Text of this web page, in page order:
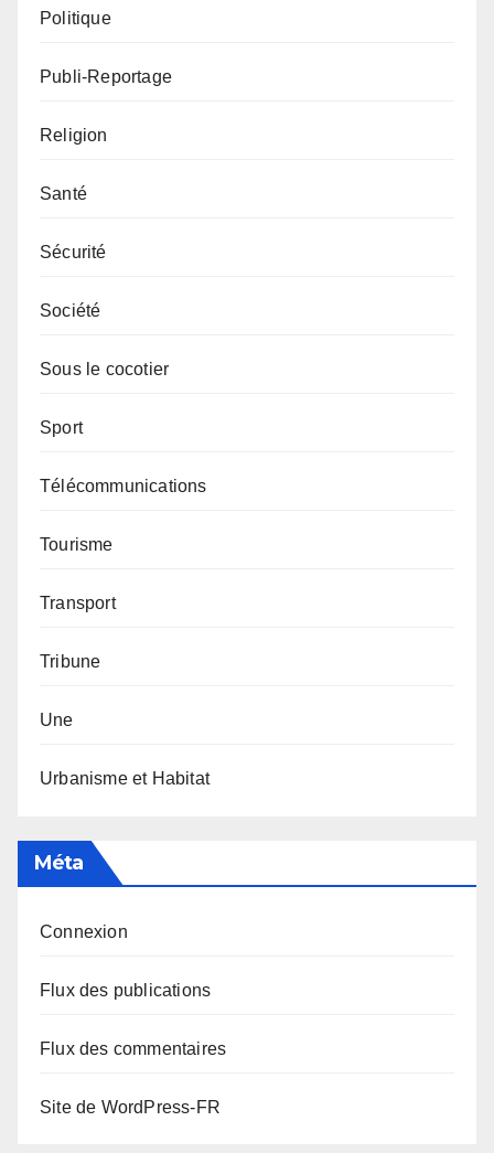
Politique
Publi-Reportage
Religion
Santé
Sécurité
Société
Sous le cocotier
Sport
Télécommunications
Tourisme
Transport
Tribune
Une
Urbanisme et Habitat
Méta
Connexion
Flux des publications
Flux des commentaires
Site de WordPress-FR